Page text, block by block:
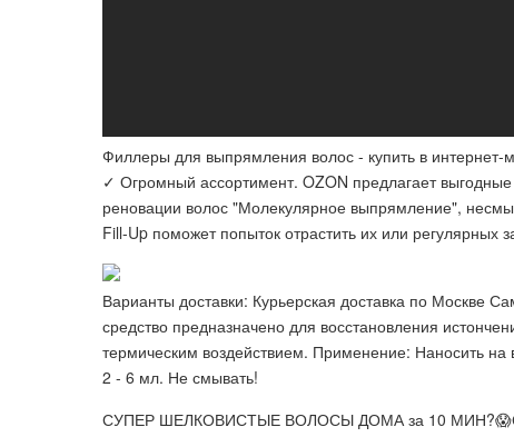
Филлеры для выпрямления волос - купить в
✓ Огромный ассортимент. OZON предлагает
реновации волос "Молекулярное выпрямление",
Fill-Up поможет попыток отрастить их или регулярных
Варианты доставки: Курьерская доставка по Москве
средство предназначено для восстановления
термическим воздействием. Применение: Наносить
2 - 6 мл. Не смывать!
СУПЕР ШЕЛКОВИСТЫЕ ВОЛОСЫ ДОМА за 10